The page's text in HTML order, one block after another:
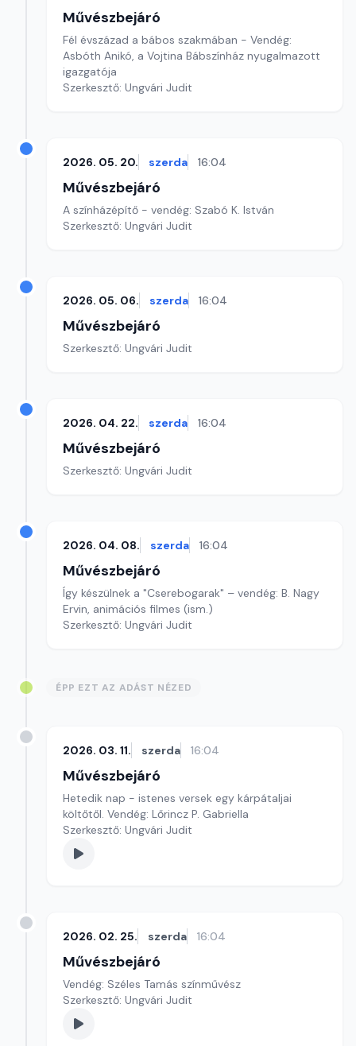
Művészbejáró
Fél évszázad a bábos szakmában - Vendég:
Asbóth Anikó, a Vojtina Bábszínház nyugalmazott
igazgatója
Szerkesztő: Ungvári Judit
2026. 05. 20. szerda 16:04
Művészbejáró
A színházépítő - vendég: Szabó K. István
Szerkesztő: Ungvári Judit
2026. 05. 06. szerda 16:04
Művészbejáró
Szerkesztő: Ungvári Judit
2026. 04. 22. szerda 16:04
Művészbejáró
Szerkesztő: Ungvári Judit
2026. 04. 08. szerda 16:04
Művészbejáró
Így készülnek a "Cserebogarak" – vendég: B. Nagy
Ervin, animációs filmes (ism.)
Szerkesztő: Ungvári Judit
ÉPP EZT AZ ADÁST NÉZED
2026. 03. 11. szerda 16:04
Művészbejáró
Hetedik nap - istenes versek egy kárpátaljai
költőtől. Vendég: Lőrincz P. Gabriella
Szerkesztő: Ungvári Judit
2026. 02. 25. szerda 16:04
Művészbejáró
Vendég: Széles Tamás színművész
Szerkesztő: Ungvári Judit